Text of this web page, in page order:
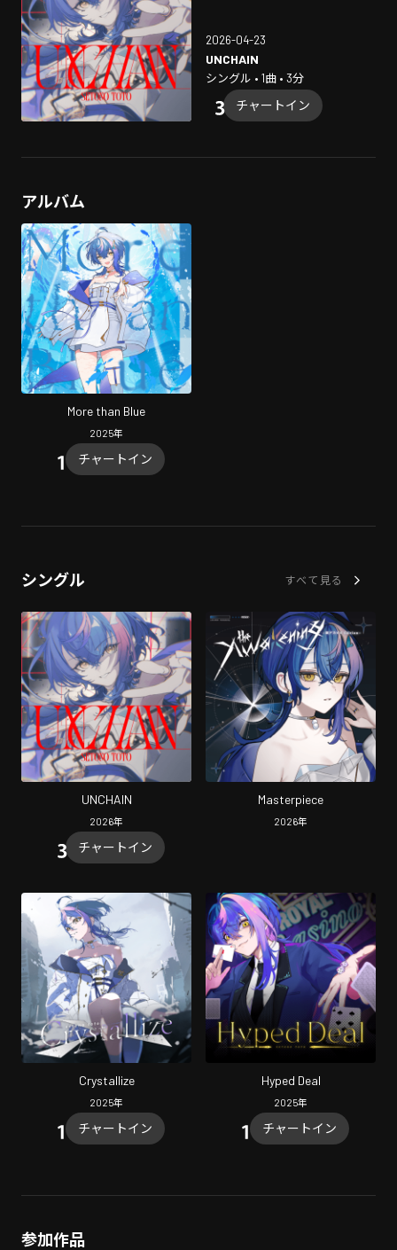
2026-04-23
UNCHAIN
シングル • 1曲 • 3分
チャートイン
アルバム
More than Blue
2025年
チャートイン
シングル すべて見る
UNCHAIN
2026年
チャートイン
Masterpiece
2026年
Crystallize
2025年
チャートイン
Hyped Deal
2025年
チャートイン
参加作品